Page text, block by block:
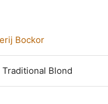
Bockor
Traditional Blond